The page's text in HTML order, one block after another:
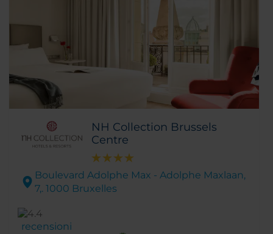
NH Collection Brussels
Centre
Boulevard Adolphe Max - Adolphe Maxlaan,
7,. 1000 Bruxelles
recensioni